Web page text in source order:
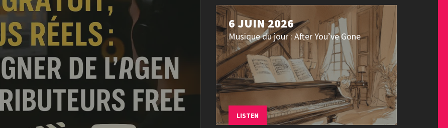
6 JUIN 2026
Musique du jour : After You’ve Gone
LISTEN